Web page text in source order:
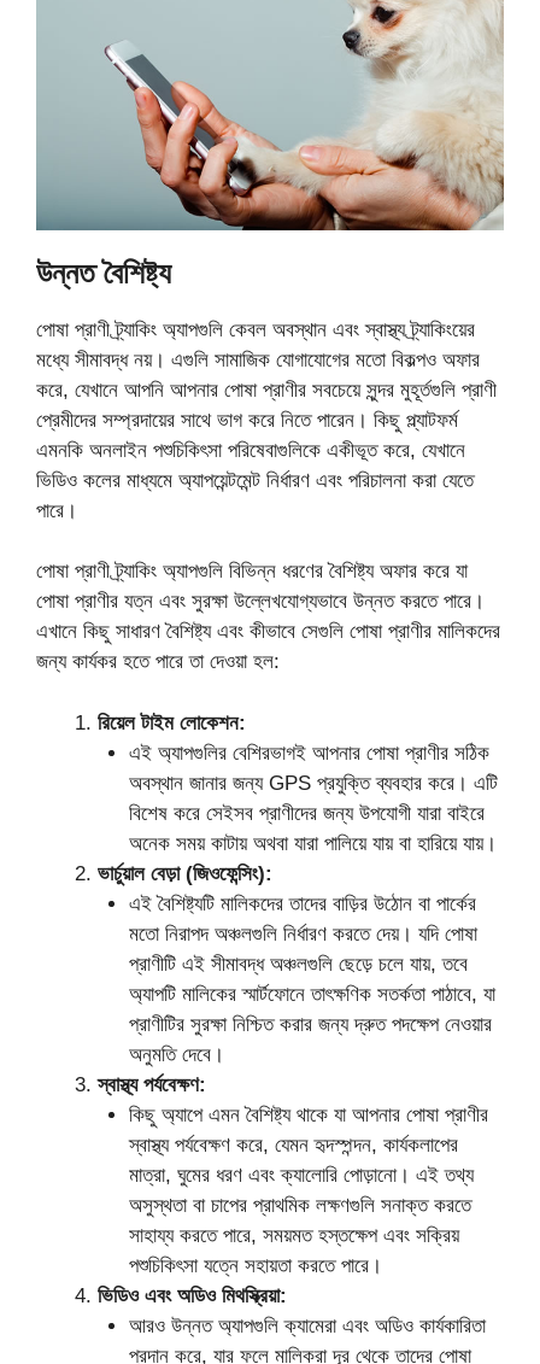
উন্নত বৈশিষ্ট্য
পোষা প্রাণী ট্র্যাকিং অ্যাপগুলি কেবল অবস্থান এবং স্বাস্থ্য ট্র্যাকিংয়ের
মধ্যে সীমাবদ্ধ নয়। এগুলি সামাজিক যোগাযোগের মতো বিকল্পও অফার
করে, যেখানে আপনি আপনার পোষা প্রাণীর সবচেয়ে সুন্দর মুহূর্তগুলি প্রাণী
প্রেমীদের সম্প্রদায়ের সাথে ভাগ করে নিতে পারেন। কিছু প্ল্যাটফর্ম
এমনকি অনলাইন পশুচিকিৎসা পরিষেবাগুলিকে একীভূত করে, যেখানে
ভিডিও কলের মাধ্যমে অ্যাপয়েন্টমেন্ট নির্ধারণ এবং পরিচালনা করা যেতে
পারে।
পোষা প্রাণী ট্র্যাকিং অ্যাপগুলি বিভিন্ন ধরণের বৈশিষ্ট্য অফার করে যা
পোষা প্রাণীর যত্ন এবং সুরক্ষা উল্লেখযোগ্যভাবে উন্নত করতে পারে।
এখানে কিছু সাধারণ বৈশিষ্ট্য এবং কীভাবে সেগুলি পোষা প্রাণীর মালিকদের
জন্য কার্যকর হতে পারে তা দেওয়া হল:
রিয়েল টাইম লোকেশন:
এই অ্যাপগুলির বেশিরভাগই আপনার পোষা প্রাণীর সঠিক
অবস্থান জানার জন্য GPS প্রযুক্তি ব্যবহার করে। এটি
বিশেষ করে সেইসব প্রাণীদের জন্য উপযোগী যারা বাইরে
অনেক সময় কাটায় অথবা যারা পালিয়ে যায় বা হারিয়ে যায়।
ভার্চুয়াল বেড়া (জিওফেন্সিং):
এই বৈশিষ্ট্যটি মালিকদের তাদের বাড়ির উঠোন বা পার্কের
মতো নিরাপদ অঞ্চলগুলি নির্ধারণ করতে দেয়। যদি পোষা
প্রাণীটি এই সীমাবদ্ধ অঞ্চলগুলি ছেড়ে চলে যায়, তবে
অ্যাপটি মালিকের স্মার্টফোনে তাৎক্ষণিক সতর্কতা পাঠাবে, যা
প্রাণীটির সুরক্ষা নিশ্চিত করার জন্য দ্রুত পদক্ষেপ নেওয়ার
অনুমতি দেবে।
স্বাস্থ্য পর্যবেক্ষণ:
কিছু অ্যাপে এমন বৈশিষ্ট্য থাকে যা আপনার পোষা প্রাণীর
স্বাস্থ্য পর্যবেক্ষণ করে, যেমন হৃদস্পন্দন, কার্যকলাপের
মাত্রা, ঘুমের ধরণ এবং ক্যালোরি পোড়ানো। এই তথ্য
অসুস্থতা বা চাপের প্রাথমিক লক্ষণগুলি সনাক্ত করতে
সাহায্য করতে পারে, সময়মত হস্তক্ষেপ এবং সক্রিয়
পশুচিকিৎসা যত্নে সহায়তা করতে পারে।
ভিডিও এবং অডিও মিথস্ক্রিয়া:
আরও উন্নত অ্যাপগুলি ক্যামেরা এবং অডিও কার্যকারিতা
প্রদান করে, যার ফলে মালিকরা দূর থেকে তাদের পোষা